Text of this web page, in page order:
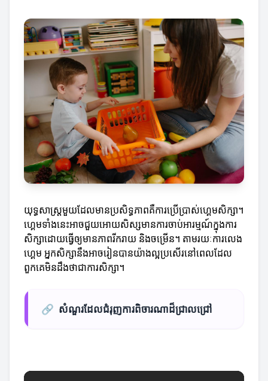
យុទ្ធសាស្ត្រមួយដែលមានប្រសិទ្ធភាពគឺការប្រើប្រាស់ហ្គេមសិក្សា។
ហ្គេមទាំងនេះអាចជួយអោយសិស្សមានការចាប់អារម្មណ៍ក្នុងការ
សិក្សាដោយធ្វើឲ្យមានភាពរីករាយ និងចម្រើន។ តាមរយៈការលេង
ហ្គេម អ្នកសិក្សានឹងអាចរៀនបានយ៉ាងល្អប្រសើរនៅពេលដែល
ពួកគេមិនដឹងថាជាការសិក្សា។
🔗 សំណួរដែលជំរុញការពិចារណាដ៏ជ្រាលជ្រៅ